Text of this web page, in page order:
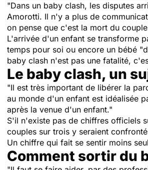
"Dans un baby clash, les disputes
Amorotti. Il n'y a plus de
on pense que c'est la mort du couple
L'arrivée d'un enfant se transforme
temps pour soi ou encore un bébé
baby clash n'est pas une fatalité,
Le baby clash, un
"Il est très important de libérer la
au monde d'un enfant est idéalisée
après la venue d'un enfant."
S'il n'existe pas de chiffres officiels
couples sur trois y seraient
Un chiffre qui fait se sentir moins
Comment sortir du